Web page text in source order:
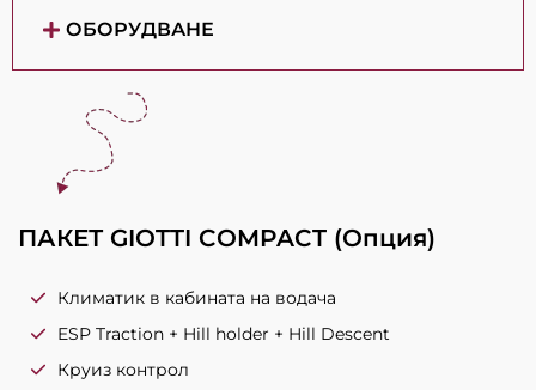
ОБОРУДВАНЕ
ПАКЕТ GIOTTI COMPACT (Опция)
Климатик в кабината на водача
ESP Traction + Hill holder + Hill Descent
Круиз контрол